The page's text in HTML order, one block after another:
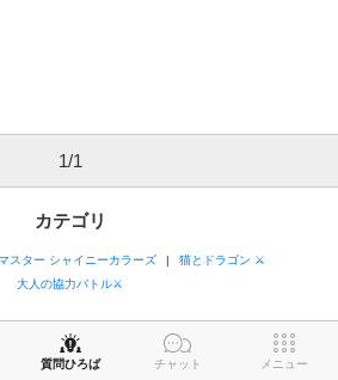
1/1
カテゴリ
スター シャイニーカラーズ
猫とドラゴン ⚔
大人の協力バトル⚔
質問ひろば チャット メニュー